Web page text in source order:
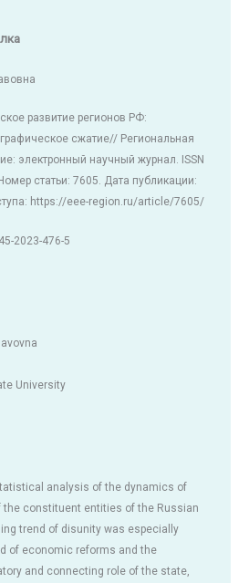
развитие регионов РФ:
сжатие// Региональная
электронный научный журнал. ISSN
статьи: 7605. Дата публикации:
https://eee-region.ru/article/7605/
2023-476-5
University
analysis of the dynamics of
constituent entities of the Russian
trend of disunity was especially
of economic reforms and the
and connecting role of the state,